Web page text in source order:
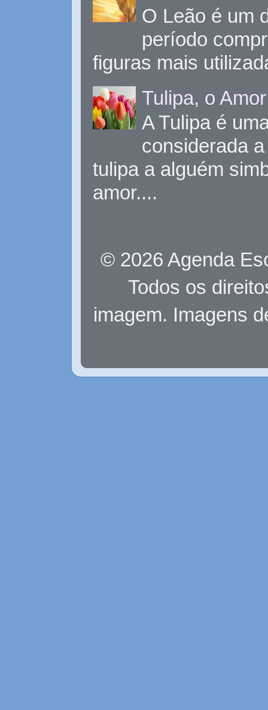
O Leão é um
período
figuras mais
Tulipa, o
A Tulipa é
considerada
tulipa a alguém
amor....
© 2026 Agenda
Todos os
imagem. Imagens